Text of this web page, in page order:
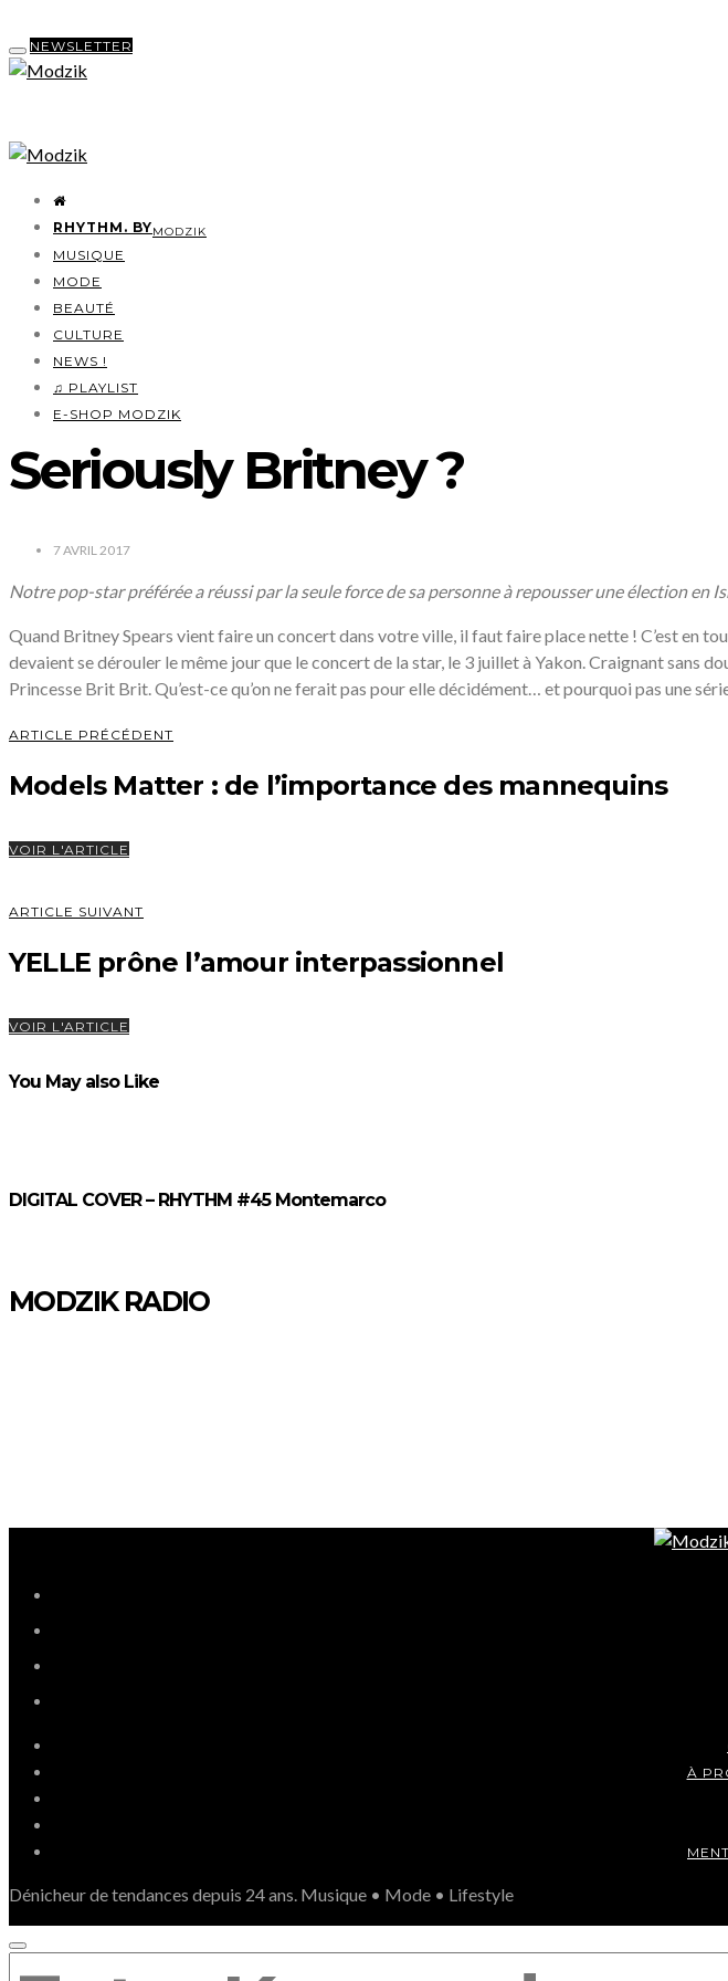
NEWSLETTER
RHYTHM. BYMODZIK
MUSIQUE
MODE
BEAUTÉ
CULTURE
NEWS !
♫ PLAYLIST
E-SHOP MODZIK
Seriously Britney ?
7 AVRIL 2017
Notre pop-star préférée a réussi par la seule force de sa personne à repousser une élection en
Quand Britney Spears vient faire un concert dans votre ville, il faut faire place nette ! C’est en
devaient se dérouler le même jour que le concert de la star, le 3 juillet à Yakon. Craignant sans
Princesse Brit Brit. Qu’est-ce qu’on ne ferait pas pour elle décidément… et pourquoi pas une
ARTICLE PRÉCÉDENT
Models Matter : de l’importance des mannequins
VOIR L'ARTICLE
ARTICLE SUIVANT
YELLE prône l’amour interpassionnel
VOIR L'ARTICLE
You May also Like
DIGITAL COVER – RHYTHM #45 Montemarco
MODZIK RADIO
À
Dénicheur de tendances depuis 24 ans. Musique • Mode • Lifestyle